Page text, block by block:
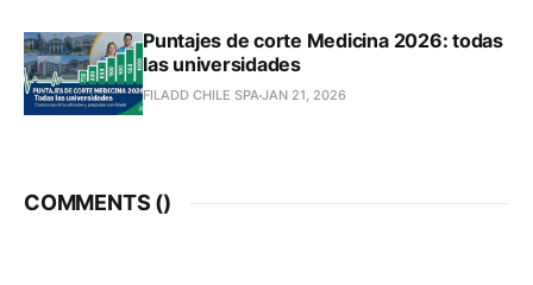
Puntajes de corte Medicina 2026: todas
las universidades
FILADD CHILE SPAJAN 21, 2026
COMMENTS ()